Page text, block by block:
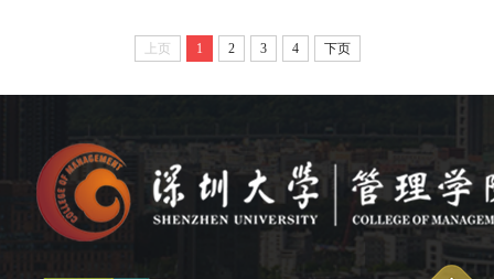
上页 1 2 3 4 下页